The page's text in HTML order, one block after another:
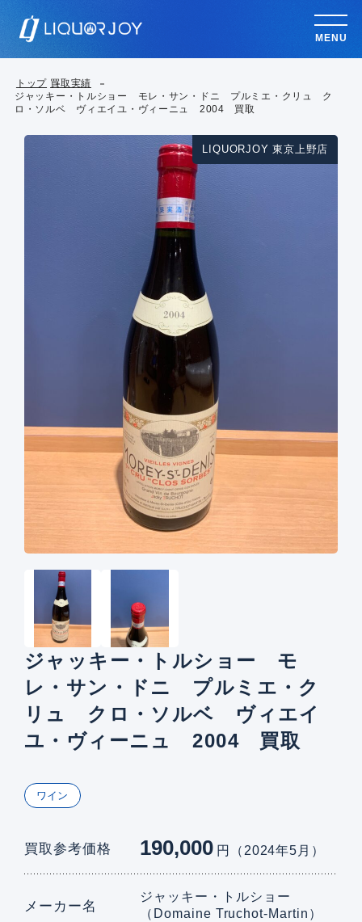
MENU
トップ 買取実績
ジャッキー・トルショー モレ・サン・ドニ プルミエ・クリュ ク
ロ・ソルベ ヴィエイユ・ヴィーニュ 2004 買取
LIQUORJOY 東京上野店
ジャッキー・トルショー モ
レ・サン・ドニ プルミエ・ク
リュ クロ・ソルベ ヴィエイ
ユ・ヴィーニュ 2004 買取
ワイン
買取参考価格 190,000 円（2024年5月）
メーカー名
ジャッキー・トルショー
（Domaine Truchot-Martin）